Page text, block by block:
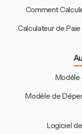
Comment
Calculateur de
Modèle de
Logiciel